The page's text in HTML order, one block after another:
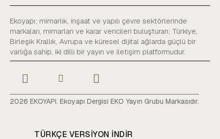
Ekoyapı; mimarlık, inşaat ve yapılı çevre sektörlerinde
markaları, mimarları ve karar vericileri buluşturan; Türkiye,
Birleşik Krallık, Avrupa ve küresel dijital ağlarda güçlü bir
varlığa sahip, iki dilli bir yayın ve iletişim platformudur.
2026 EKOYAPI. Ekoyapı Dergisi EKO Yayın Grubu Markasıdır.
TÜRKÇE VERSIYON INDIR